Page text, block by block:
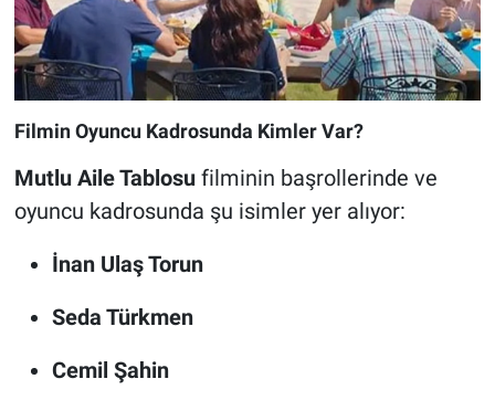
Filmin Oyuncu Kadrosunda Kimler Var?
Mutlu Aile Tablosufilminin başrollerinde ve
oyuncu kadrosunda şu isimler yer alıyor:
İnan Ulaş Torun
Seda Türkmen
Cemil Şahin